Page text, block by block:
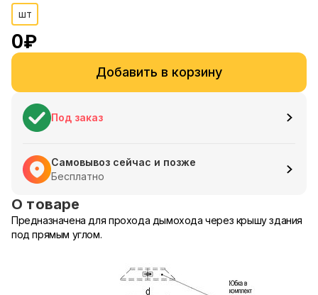
шт
0₽
Добавить в корзину
Под заказ
Самовывоз сейчас и позже
Бесплатно
О товаре
Предназначена для прохода дымохода через крышу здания
под прямым углом.